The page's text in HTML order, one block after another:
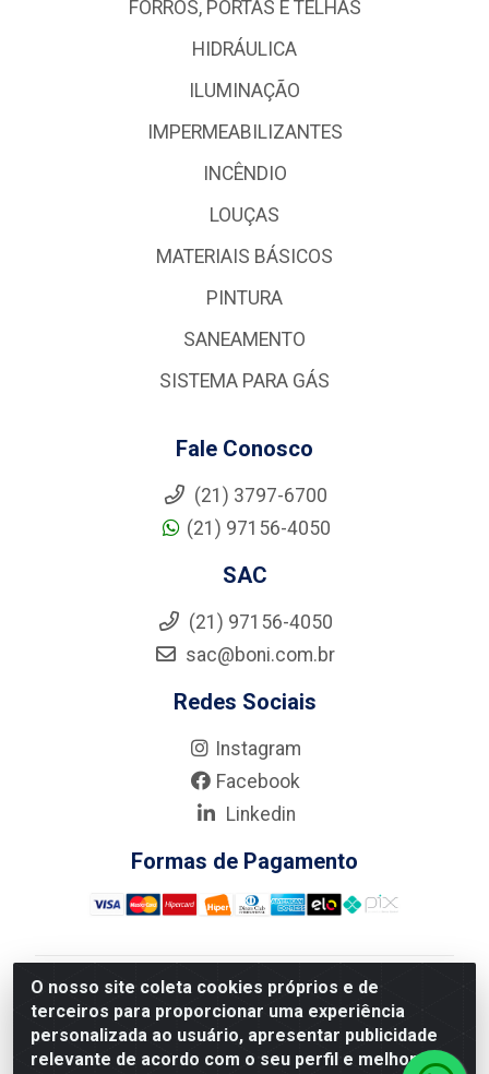
O nosso site coleta cookies próprios e de
terceiros para proporcionar uma experiência
personalizada ao usuário, apresentar publicidade
relevante de acordo com o seu perfil e melhorar a
FORROS, PORTAS E TELHAS
HIDRÁULICA
ILUMINAÇÃO
IMPERMEABILIZANTES
INCÊNDIO
LOUÇAS
MATERIAIS BÁSICOS
PINTURA
SANEAMENTO
SISTEMA PARA GÁS
Fale Conosco
(21) 3797-6700
(21) 97156-4050
SAC
(21) 97156-4050
sac@boni.com.br
Redes Sociais
Instagram
Facebook
Linkedin
Formas de Pagamento
Nova Boni Distribuidora de Material de Construção LTDA
- Rua Alice Tibiriçá, 330 - Vila Da Penha, Rio de
Janeiro/RJ - CEP: 21.210-110 - CNPJ: 11.003.135/0001-
27